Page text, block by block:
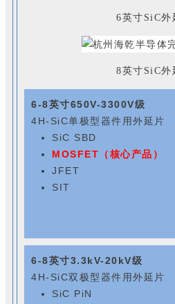
6英寸SiC外
8英寸SiC外
6-8英寸650V-3300V级
4H-SiC单极型器件用外延片
SiC SBD
MOSFET（核心产品）
JFET
SIT
6-8英寸3.3kV-20kV级
4H-SiC双极型器件用外延片
SiC PiN